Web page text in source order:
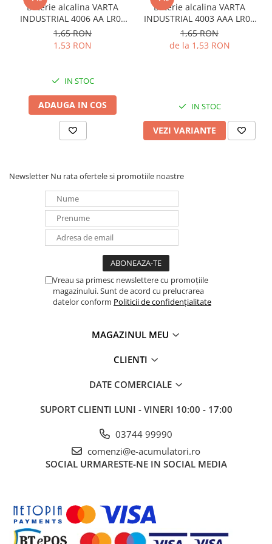
Panouri portabile
Racire/Incalzire
Statii energie portabile
Intrerupatoare si prize
Dulapuri pentru cablare
Lumina (Becuri si Lanterne)
Laptop & PC accesorii, baterii,
cabluri USB, prelungitoare USB
Cablu de date si Adaptoare
Solutii solare portabile
Acumulatori
Pompe de caldura
Baterie alcalina VARTA
INDUSTRIAL 4006 AA LR06
1.5V bulk
1,65 RON
1,53 RON
IN STOC
ADAUGA IN COS
Baterie alcalina VARTA
INDUSTRIAL 4003 AAA LR03
1.5V
1,65 RON
de la 1,53 RON
IN STOC
VEZI VARIANTE
Newsletter Nu rata ofertele si promotiile noastre
Vreau sa primesc newslettere cu promoțiile
magazinului. Sunt de acord cu prelucrarea
datelor conform Politicii de confidențialitate
MAGAZINUL MEU
CLIENTI
DATE COMERCIALE
SUPORT CLIENTI LUNI - VINERI 10:00 - 17:00
03744 99990
comenzi@e-acumulatori.ro
SOCIAL URMARESTE-NE IN SOCIAL MEDIA